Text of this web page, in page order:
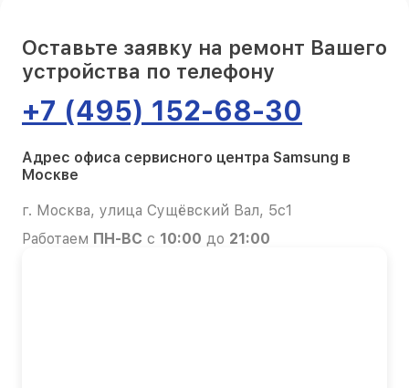
Оставьте заявку на ремонт Вашего
устройства по телефону
+7 (495) 152-68-30
Адрес офиса сервисного центра Samsung в
Москве
г. Москва, улица Сущёвский Вал, 5с1
Работаем ПН-ВС с 10:00 до 21:00